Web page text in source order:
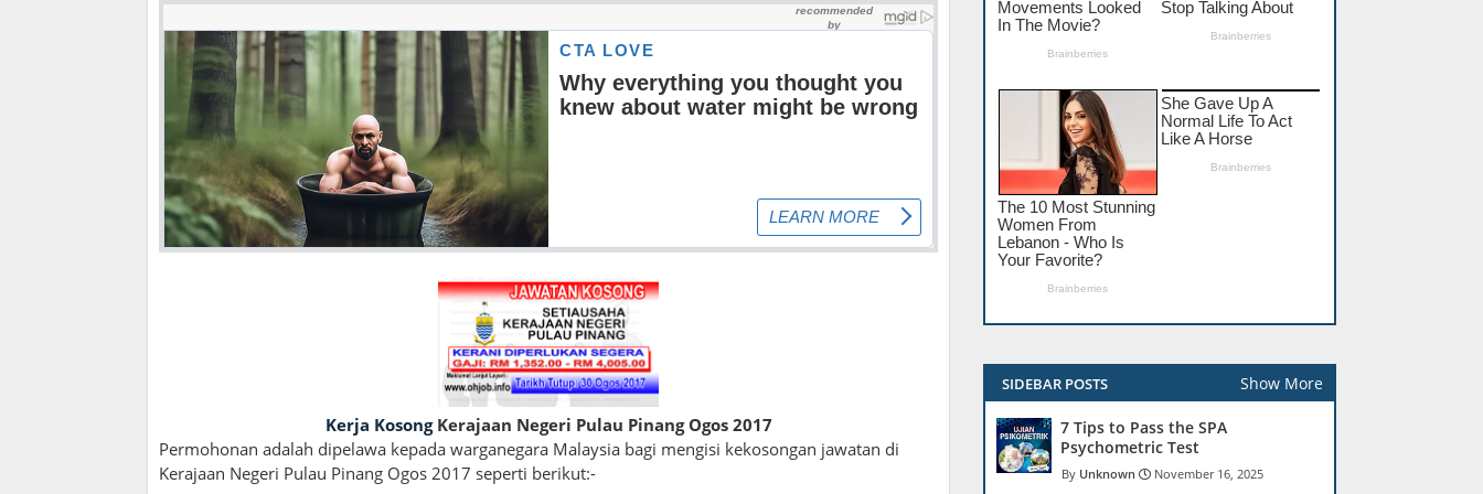
Kerja KosongKerajaan Negeri Pulau Pinang Ogos 2017
Permohonan adalah dipelawa kepada warganegara Malaysia bagi mengisi kekosongan jawatan di
Kerajaan Negeri Pulau Pinang Ogos 2017 seperti berikut:-
SIDEBAR POSTS Show More
7 Tips to Pass the SPA
Psychometric Test
Unknown November 16, 2025